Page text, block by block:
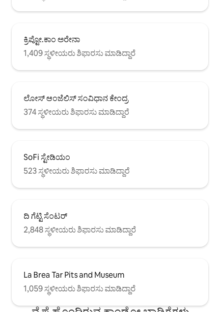
ಕ್ರಿಪ್ಟೋ.ಕಾಂ ಅರೇನಾ
1,409 ಸ್ಥಳೀಯರು ಶಿಫಾರಸು ಮಾಡಿದ್ದಾರೆ
ಲೋಸ್ ಆಂಜೆಲಿಸ್ ಸಂವಿಧಾನ ಕೇಂದ್ರ
374 ಸ್ಥಳೀಯರು ಶಿಫಾರಸು ಮಾಡಿದ್ದಾರೆ
SoFi ಸ್ಟೇಡಿಯಂ
523 ಸ್ಥಳೀಯರು ಶಿಫಾರಸು ಮಾಡಿದ್ದಾರೆ
ದಿ ಗೆಟ್ಟಿ ಸೆಂಟರ್
2,848 ಸ್ಥಳೀಯರು ಶಿಫಾರಸು ಮಾಡಿದ್ದಾರೆ
La Brea Tar Pits and Museum
1,059 ಸ್ಥಳೀಯರು ಶಿಫಾರಸು ಮಾಡಿದ್ದಾರೆ